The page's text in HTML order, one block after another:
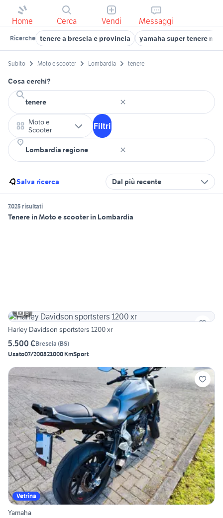
Home Cerca Vendi Messaggi
Ricerche tenere a brescia e provincia yamaha super tenere
Subito Moto e scooter Lombardia tenere
Cosa cerchi?
Moto e
Scooter
Filtri
Salva ricerca Dal più recente
7.025 risultati
Tenere in Moto e scooter in Lombardia
6
Harley Davidson sportsters 1200 xr
5.500 €Brescia (BS)
Usato07/200821000 KmSport
Vetrina
Yamaha